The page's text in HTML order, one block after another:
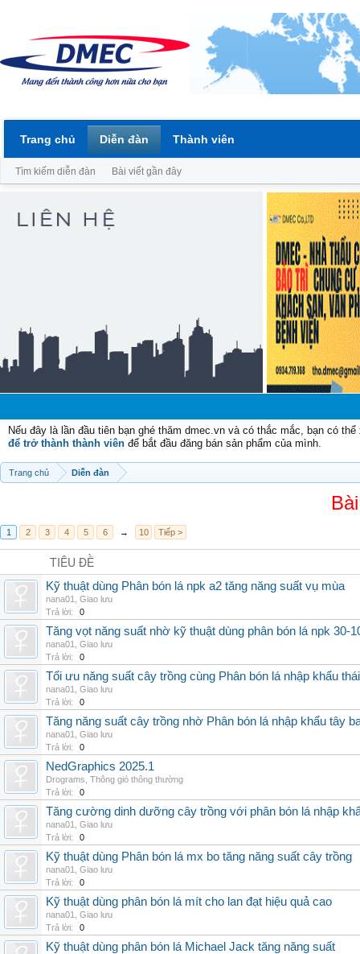
Nếu đây là lần đầu tiên bạn ghé thăm dmec.vn và có thắc mắc, bạn có
để trở thành thành viên để bắt đầu đăng bán sản phẩm của mình.
Trang chủ Diễn đàn
1 2 3 4 5 6 → 10 Tiếp >
TIÊU ĐỀ
Kỹ thuật dùng Phân bón lá npk a2 tăng năng suất vụ mùa
nana01
Giao lưu
Trả lời:
0
Tăng vọt năng suất nhờ kỹ thuật dùng phân bón lá npk 30-
nana01
Giao lưu
Trả lời:
0
Tối ưu năng suất cây trồng cùng Phân bón lá nhập khẩu
nana01
Giao lưu
Trả lời:
0
Tăng năng suất cây trồng nhờ Phân bón lá nhập khẩu tây
nana01
Giao lưu
Trả lời:
0
NedGraphics 2025.1
Drograms Thông gió thông thường
Trả lời:
0
Tăng cường dinh dưỡng cây trồng với phân bón lá nhập
nana01
Giao lưu
Trả lời:
0
Kỹ thuật dùng Phân bón lá mx bo tăng năng suất cây trồng
nana01
Giao lưu
Trả lời:
0
Kỹ thuật dùng phân bón lá mít cho lan đạt hiệu quả cao
nana01
Giao lưu
Trả lời:
0
Kỹ thuật dùng phân bón lá Michael Jack tăng năng suất
Trang chủ Diễn đàn
Tìm kiếm diễn đàn Bài viết gần đây
Thành viên